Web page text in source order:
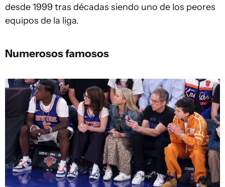
desde 1999 tras décadas siendo uno de los peores
equipos de la liga.
Numerosos famosos